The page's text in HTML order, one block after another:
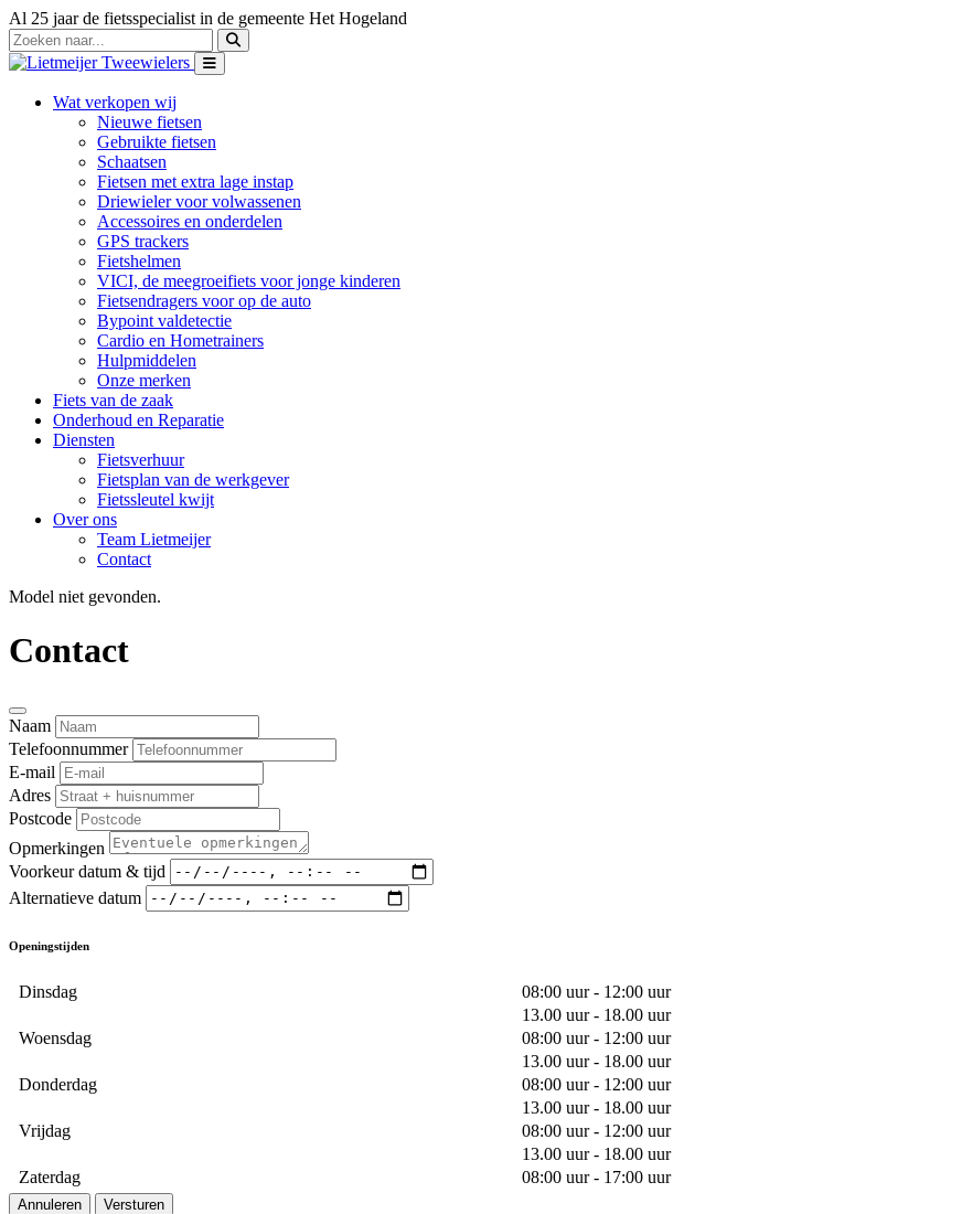
Al 25 jaar de fietsspecialist in de gemeente Het Hogeland
Wat verkopen wij
Nieuwe fietsen
Gebruikte fietsen
Schaatsen
Fietsen met extra lage instap
Driewieler voor volwassenen
Accessoires en onderdelen
GPS trackers
Fietshelmen
VICI, de meegroeifiets voor jonge kinderen
Fietsendragers voor op de auto
Bypoint valdetectie
Cardio en Hometrainers
Hulpmiddelen
Onze merken
Fiets van de zaak
Onderhoud en Reparatie
Diensten
Fietsverhuur
Fietsplan van de werkgever
Fietssleutel kwijt
Over ons
Team Lietmeijer
Contact
Model niet gevonden.
Contact
Naam
Telefoonnummer
E-mail
Adres
Postcode
Opmerkingen
Voorkeur datum & tijd
Alternatieve datum
Openingstijden
Dinsdag
08:00 uur - 12:00 uur
13.00 uur - 18.00 uur
Woensdag
08:00 uur - 12:00 uur
13.00 uur - 18.00 uur
Donderdag
08:00 uur - 12:00 uur
13.00 uur - 18.00 uur
Vrijdag
08:00 uur - 12:00 uur
13.00 uur - 18.00 uur
Zaterdag
08:00 uur - 17:00 uur
Annuleren Versturen